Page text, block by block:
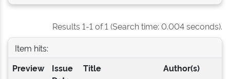
Results 1-1 of 1 (Search time: 0.004 seconds).
Item hits:
Preview
Issue
Title Author(s)